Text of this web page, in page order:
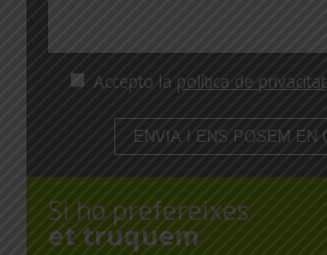
Accepto la política de privacitat
Si ho prefereixes
et truquem